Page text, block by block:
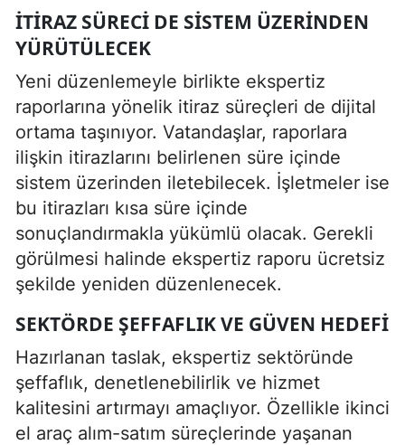
İTIRAZ SÜRECI DE SISTEM ÜZERINDEN
YÜRÜTÜLECEK
Yeni düzenlemeyle birlikte ekspertiz
raporlarına yönelik itiraz süreçleri de dijital
ortama taşınıyor. Vatandaşlar, raporlara
ilişkin itirazlarını belirlenen süre içinde
sistem üzerinden iletebilecek. İşletmeler ise
bu itirazları kısa süre içinde
sonuçlandırmakla yükümlü olacak. Gerekli
görülmesi halinde ekspertiz raporu ücretsiz
şekilde yeniden düzenlenecek.
SEKTÖRDE ŞEFFAFLIK VE GÜVEN HEDEFI
Hazırlanan taslak, ekspertiz sektöründe
şeffaflık, denetlenebilirlik ve hizmet
kalitesini artırmayı amaçlıyor. Özellikle ikinci
el araç alım-satım süreçlerinde yaşanan